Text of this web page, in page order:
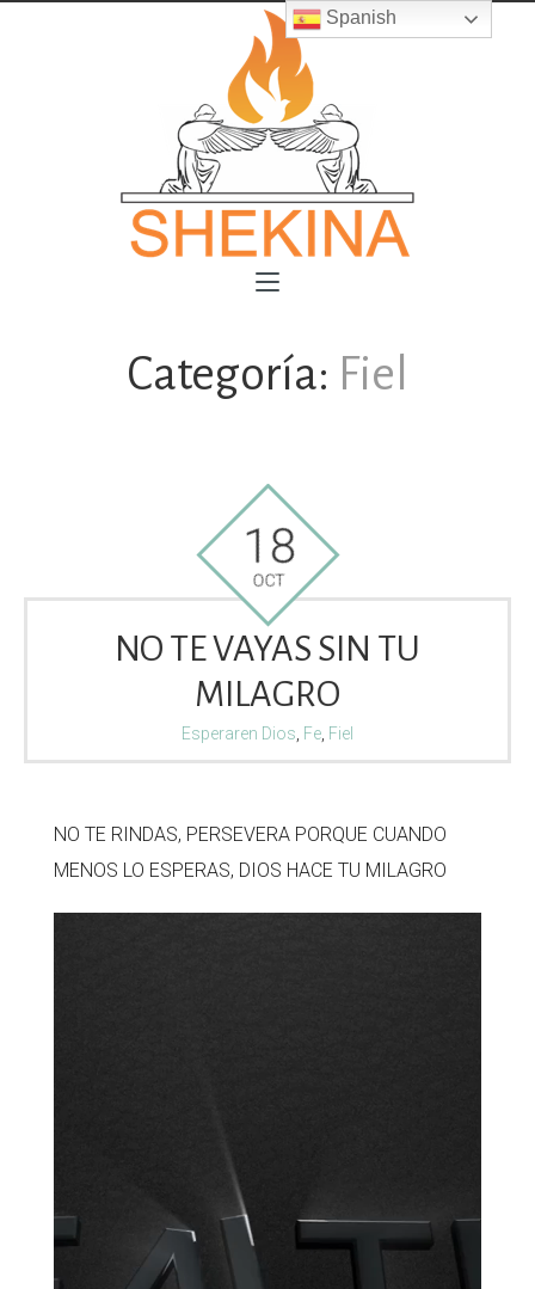
Categoría: Fiel
18
OCT
NO TE VAYAS SIN TU
MILAGRO
Esperaren Dios Fe Fiel
NO TE RINDAS, PERSEVERA PORQUE CUANDO
MENOS LO ESPERAS, DIOS HACE TU MILAGRO
Spanish